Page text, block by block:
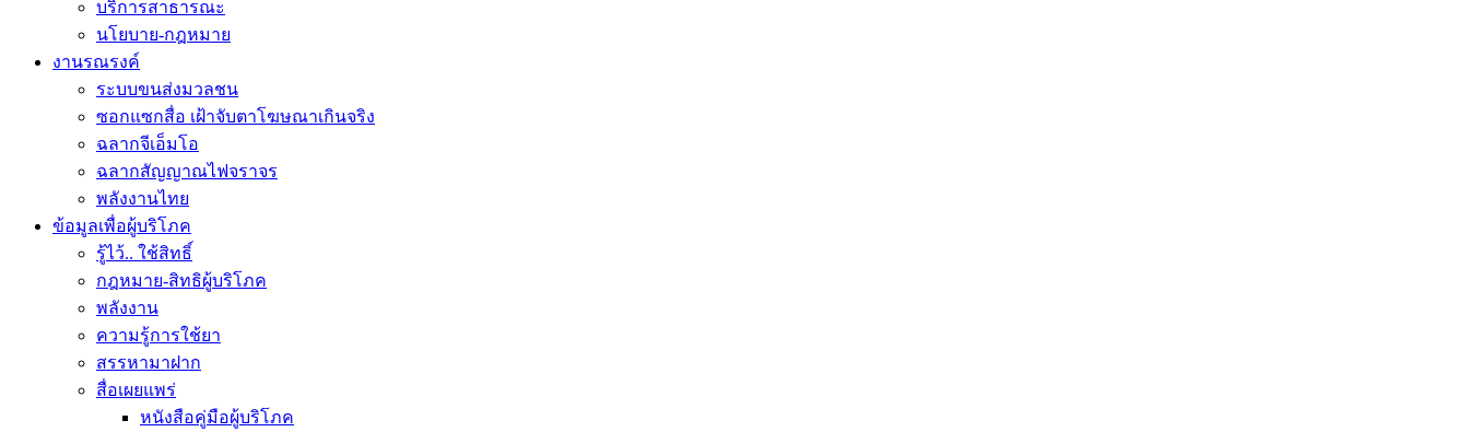
บริการสาธารณะ
นโยบาย-กฎหมาย
งานรณรงค์
ระบบขนส่งมวลชน
ซอกแซกสื่อ เฝ้าจับตาโฆษณาเกินจริง
ฉลากจีเอ็มโอ
ฉลากสัญญาณไฟจราจร
พลังงานไทย
ข้อมูลเพื่อผู้บริโภค
รู้ไว้.. ใช้สิทธิ์
กฎหมาย-สิทธิผู้บริโภค
พลังงาน
ความรู้การใช้ยา
สรรหามาฝาก
สื่อเผยแพร่
หนังสือคู่มือผู้บริโภค